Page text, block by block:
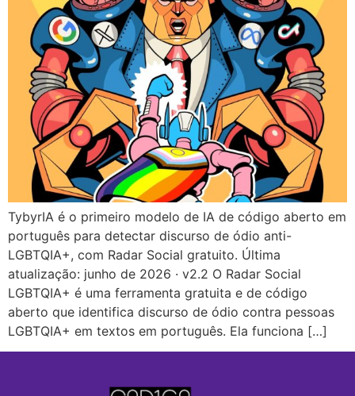
TybyrIA é o primeiro modelo de IA de código aberto em
português para detectar discurso de ódio anti-
LGBTQIA+, com Radar Social gratuito. Última
atualização: junho de 2026 · v2.2 O Radar Social
LGBTQIA+ é uma ferramenta gratuita e de código
aberto que identifica discurso de ódio contra pessoas
LGBTQIA+ em textos em português. Ela funciona […]